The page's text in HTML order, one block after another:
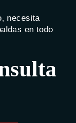
necesita
en todo